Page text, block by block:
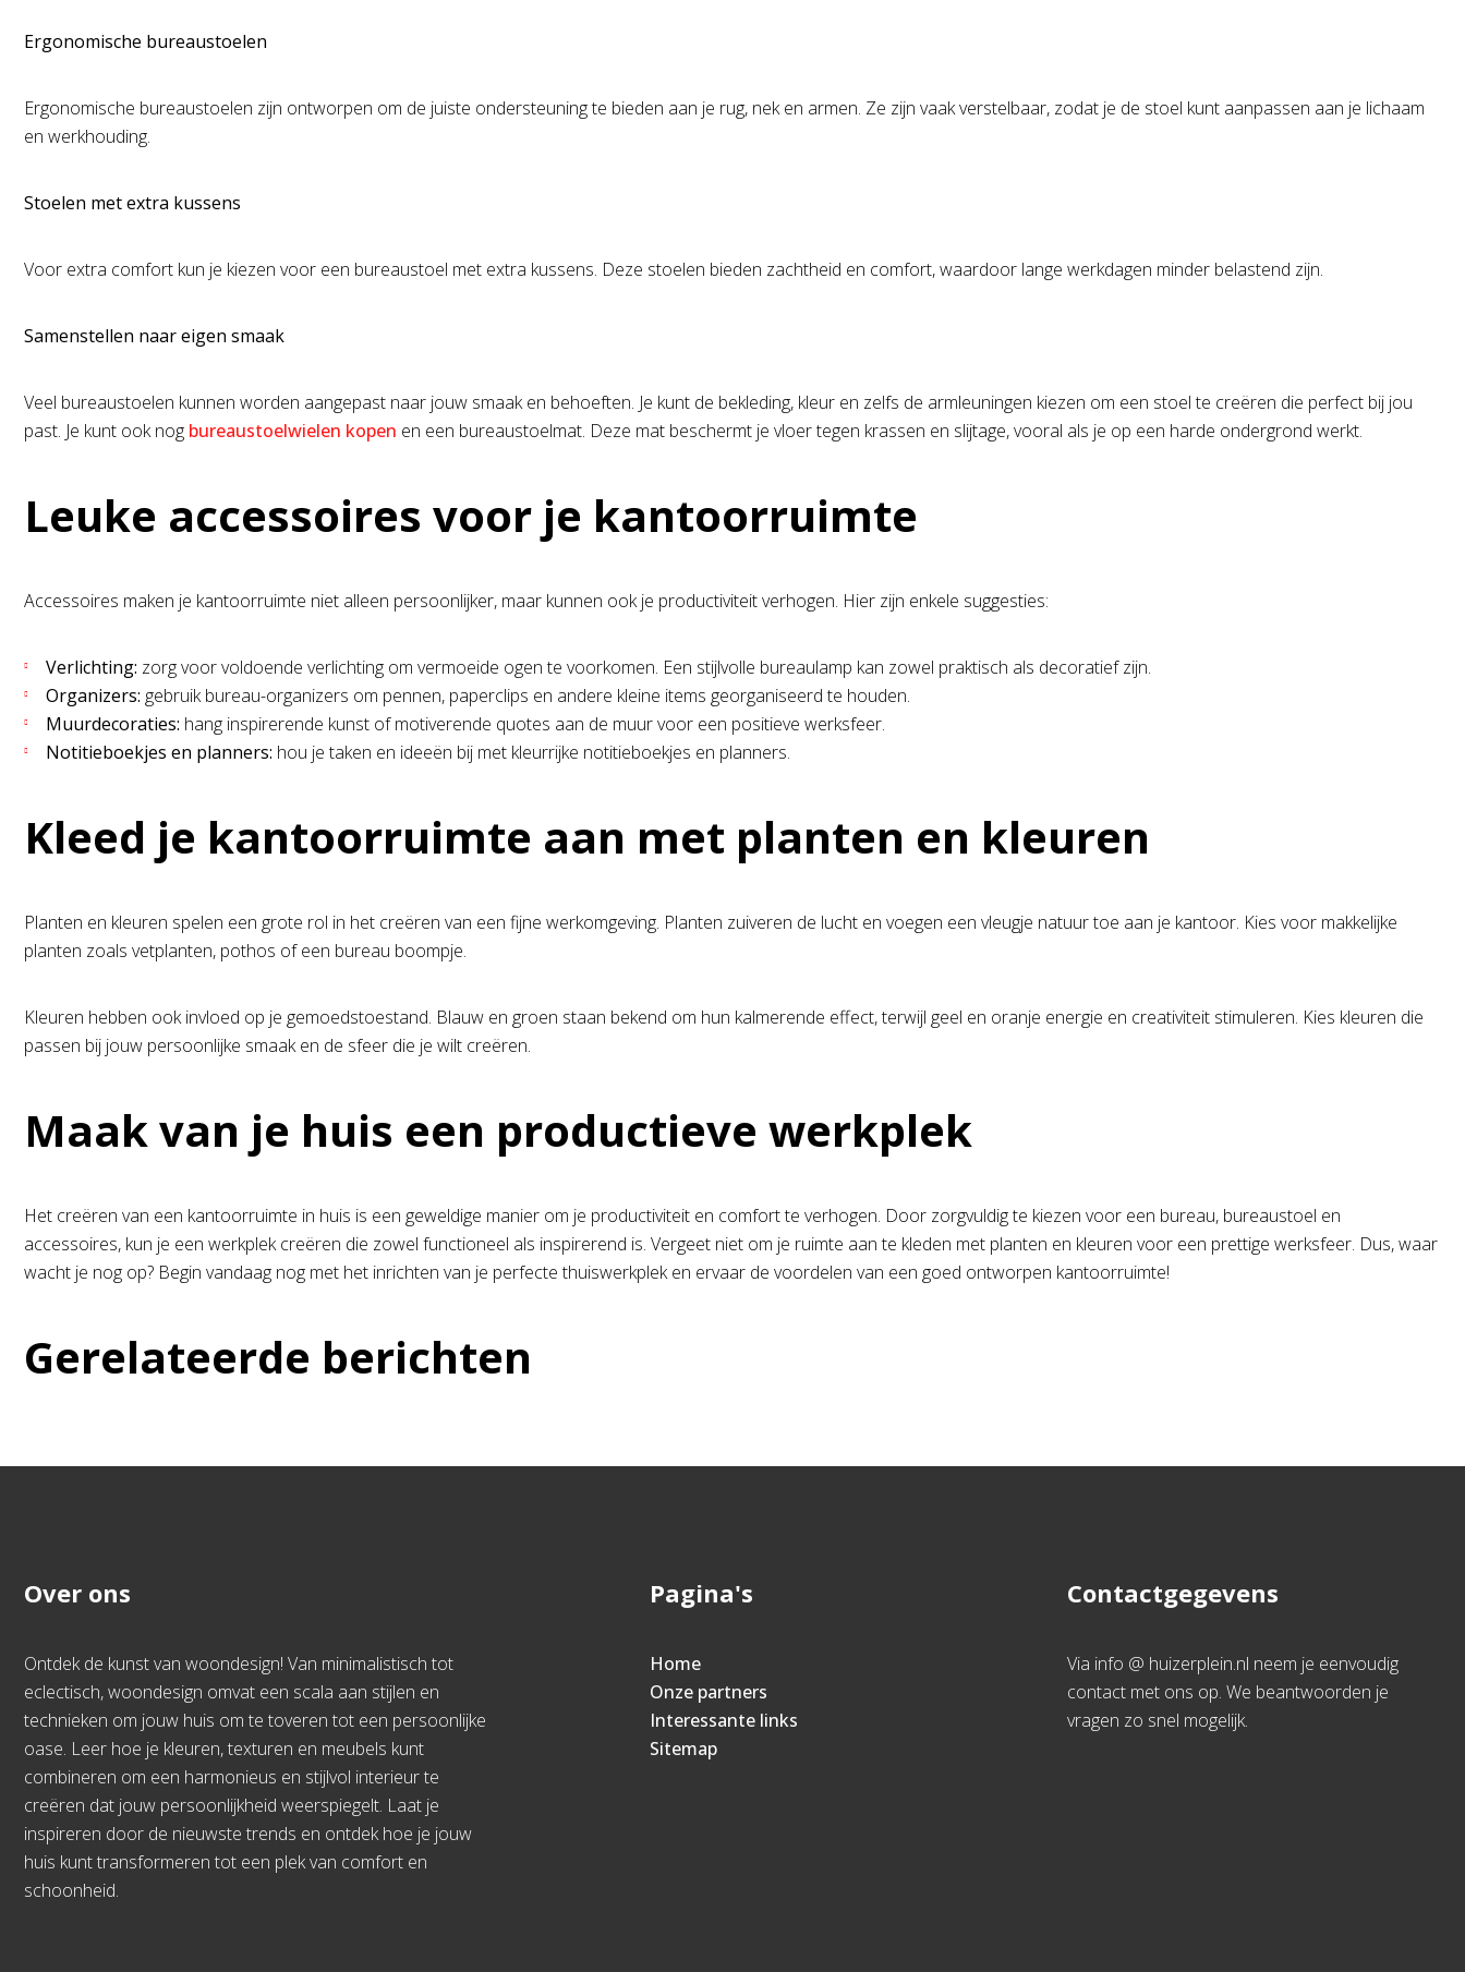
Ergonomische bureaustoelen
Ergonomische bureaustoelen zijn ontworpen om de juiste ondersteuning te bieden aan je rug, nek en armen. Ze zijn vaak verstelbaar, zodat je de stoel kunt aanpassen aan je lichaam
en werkhouding.
Stoelen met extra kussens
Voor extra comfort kun je kiezen voor een bureaustoel met extra kussens. Deze stoelen bieden zachtheid en comfort, waardoor lange werkdagen minder belastend zijn.
Samenstellen naar eigen smaak
Veel bureaustoelen kunnen worden aangepast naar jouw smaak en behoeften. Je kunt de bekleding, kleur en zelfs de armleuningen kiezen om een stoel te creëren die perfect bij jou
past. Je kunt ook nog bureaustoelwielen kopen en een bureaustoelmat. Deze mat beschermt je vloer tegen krassen en slijtage, vooral als je op een harde ondergrond werkt.
Leuke accessoires voor je kantoorruimte
Accessoires maken je kantoorruimte niet alleen persoonlijker, maar kunnen ook je productiviteit verhogen. Hier zijn enkele suggesties:
Verlichting: zorg voor voldoende verlichting om vermoeide ogen te voorkomen. Een stijlvolle bureaulamp kan zowel praktisch als decoratief zijn.
Organizers: gebruik bureau-organizers om pennen, paperclips en andere kleine items georganiseerd te houden.
Muurdecoraties: hang inspirerende kunst of motiverende quotes aan de muur voor een positieve werksfeer.
Notitieboekjes en planners: hou je taken en ideeën bij met kleurrijke notitieboekjes en planners.
Kleed je kantoorruimte aan met planten en kleuren
Planten en kleuren spelen een grote rol in het creëren van een fijne werkomgeving. Planten zuiveren de lucht en voegen een vleugje natuur toe aan je kantoor. Kies voor makkelijke
planten zoals vetplanten, pothos of een bureau boompje.
Kleuren hebben ook invloed op je gemoedstoestand. Blauw en groen staan bekend om hun kalmerende effect, terwijl geel en oranje energie en creativiteit stimuleren. Kies kleuren die
passen bij jouw persoonlijke smaak en de sfeer die je wilt creëren.
Maak van je huis een productieve werkplek
Het creëren van een kantoorruimte in huis is een geweldige manier om je productiviteit en comfort te verhogen. Door zorgvuldig te kiezen voor een bureau, bureaustoel en
accessoires, kun je een werkplek creëren die zowel functioneel als inspirerend is. Vergeet niet om je ruimte aan te kleden met planten en kleuren voor een prettige werksfeer. Dus, waar
wacht je nog op? Begin vandaag nog met het inrichten van je perfecte thuiswerkplek en ervaar de voordelen van een goed ontworpen kantoorruimte!
Gerelateerde berichten
Over ons
Ontdek de kunst van woondesign! Van minimalistisch tot
eclectisch, woondesign omvat een scala aan stijlen en
technieken om jouw huis om te toveren tot een persoonlijke
oase. Leer hoe je kleuren, texturen en meubels kunt
combineren om een harmonieus en stijlvol interieur te
creëren dat jouw persoonlijkheid weerspiegelt. Laat je
inspireren door de nieuwste trends en ontdek hoe je jouw
huis kunt transformeren tot een plek van comfort en
schoonheid.
Pagina's
Home
Onze partners
Interessante links
Sitemap
Contactgegevens
Via info @ huizerplein.nl neem je eenvoudig
contact met ons op. We beantwoorden je
vragen zo snel mogelijk.